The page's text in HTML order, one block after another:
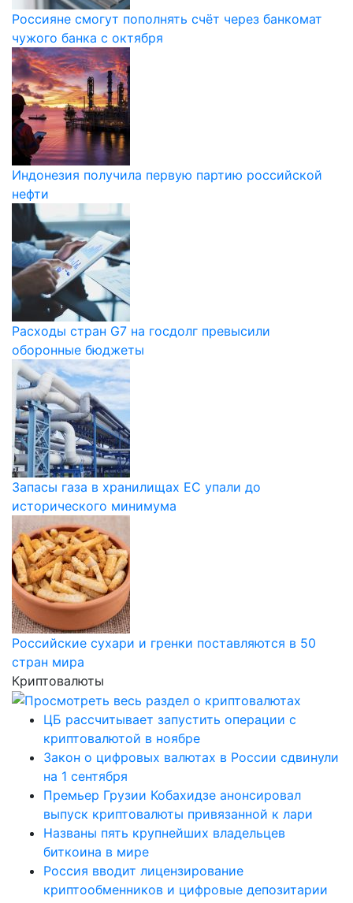
Россияне смогут пополнять счёт через банкомат
чужого банка с октября
Индонезия получила первую партию российской
нефти
Расходы стран G7 на госдолг превысили
оборонные бюджеты
Запасы газа в хранилищах ЕС упали до
исторического минимума
Российские сухари и гренки поставляются в 50
стран мира
Криптовалюты
ЦБ рассчитывает запустить операции с
криптовалютой в ноябре
Закон о цифровых валютах в России сдвинули
на 1 сентября
Премьер Грузии Кобахидзе анонсировал
выпуск криптовалюты привязанной к лари
Названы пять крупнейших владельцев
биткоина в мире
Россия вводит лицензирование
криптообменников и цифровые депозитарии